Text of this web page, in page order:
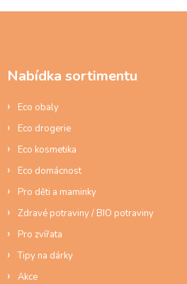
Nabídka sortimentu
Eco obaly
Eco drogerie
Eco kosmetika
Eco domácnost
Pro děti a maminky
Zdravé potraviny / BIO potraviny
Pro zvířata
Tipy na dárky
Akce